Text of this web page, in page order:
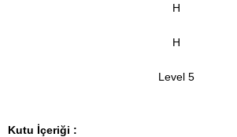
H
H
Level 5
Kutu İçeriği :